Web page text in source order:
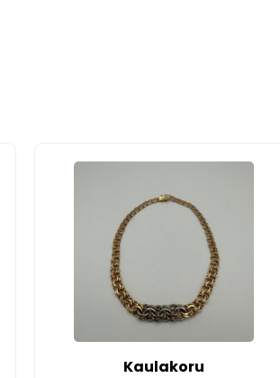
Kaulakoru